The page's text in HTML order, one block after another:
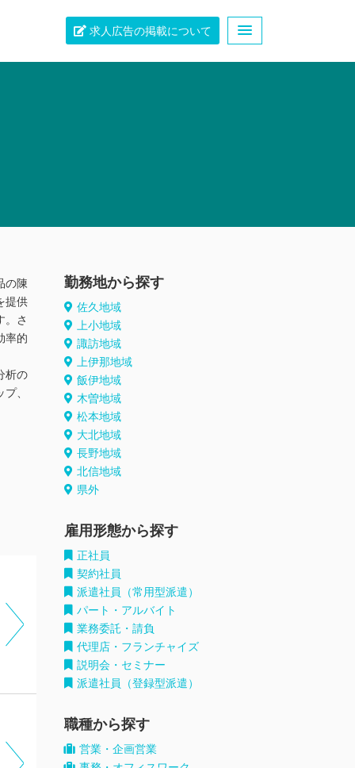
求人広告の掲載について
の陳
提供
。さ
率的
析の
、
勤務地から探す
佐久地域
上小地域
諏訪地域
上伊那地域
飯伊地域
木曽地域
松本地域
大北地域
長野地域
北信地域
県外
雇用形態から探す
正社員
契約社員
派遣社員（常用型派遣）
パート・アルバイト
業務委託・請負
代理店・フランチャイズ
説明会・セミナー
派遣社員（登録型派遣）
職種から探す
営業・企画営業